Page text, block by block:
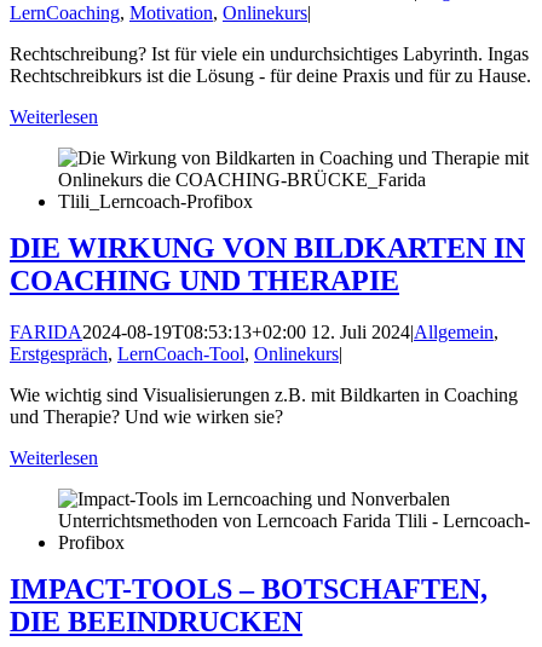
LernCoaching, Motivation, Onlinekurs|
Rechtschreibung? Ist für viele ein undurchsichtiges Labyrinth. Ingas
Rechtschreibkurs ist die Lösung - für deine Praxis und für zu Hause.
Weiterlesen
DIE WIRKUNG VON BILDKARTEN IN
COACHING UND THERAPIE
FARIDA2024-08-19T08:53:13+02:00 12. Juli 2024|Allgemein,
Erstgespräch, LernCoach-Tool, Onlinekurs|
Wie wichtig sind Visualisierungen z.B. mit Bildkarten in Coaching
und Therapie? Und wie wirken sie?
Weiterlesen
IMPACT-TOOLS – BOTSCHAFTEN,
DIE BEEINDRUCKEN